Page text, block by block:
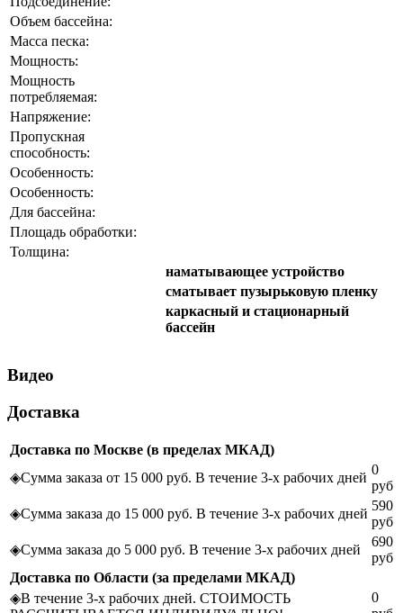
Объем бассейна:
Масса песка:
Мощность:
Мощность
потребляемая:
Напряжение:
Пропускная
способность:
Особенность:
Особенность:
Для бассейна:
Площадь обработки:
Толщина:
наматывающее устройство
сматывает пузырьковую пленку
каркасный и стационарный
бассейн
Видео
Доставка
Доставка по Москве (в пределах МКАД)
◈Сумма заказа от 15 000 руб. В течение 3-х рабочих дней
0
руб
◈Сумма заказа до 15 000 руб. В течение 3-х рабочих дней
590
руб
◈Сумма заказа до 5 000 руб. В течение 3-х рабочих дней
690
руб
Доставка по Области (за пределами МКАД)
◈В течение 3-х рабочих дней. СТОИМОСТЬ
0